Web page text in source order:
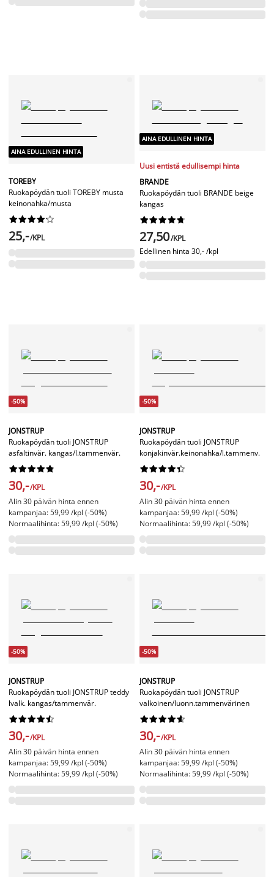
AINA EDULLINEN HINTA
TOREBY
Ruokapöydän tuoli TOREBY musta
keinonahka/musta






25,-/KPL
AINA EDULLINEN HINTA
Uusi entistä edullisempi hinta
BRANDE
Ruokapöydän tuoli BRANDE beige
kangas






27,50/KPL
Edellinen hinta 30,- /kpl
-50%
JONSTRUP
Ruokapöydän tuoli JONSTRUP
asfaltinvär. kangas/l.tammenvär.






30,-/KPL
Alin 30 päivän hinta ennen
kampanjaa: 59,99 /kpl (-50%)
Normaalihinta: 59,99 /kpl (-50%)
-50%
JONSTRUP
Ruokapöydän tuoli JONSTRUP
konjakinvär.keinonahka/l.tammenv.






30,-/KPL
Alin 30 päivän hinta ennen
kampanjaa: 59,99 /kpl (-50%)
Normaalihinta: 59,99 /kpl (-50%)
-50%
JONSTRUP
Ruokapöydän tuoli JONSTRUP teddy
lvalk. kangas/tammenvär.






30,-/KPL
Alin 30 päivän hinta ennen
kampanjaa: 59,99 /kpl (-50%)
Normaalihinta: 59,99 /kpl (-50%)
-50%
JONSTRUP
Ruokapöydän tuoli JONSTRUP
valkoinen/luonn.tammenvärinen






30,-/KPL
Alin 30 päivän hinta ennen
kampanjaa: 59,99 /kpl (-50%)
Normaalihinta: 59,99 /kpl (-50%)